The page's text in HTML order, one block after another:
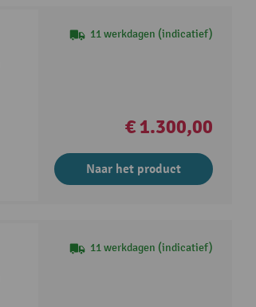
11 werkdagen (indicatief)
€ 1.300,00
Naar het product
11 werkdagen (indicatief)